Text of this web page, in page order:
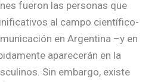
fueron las personas que
al campo científico-
en Argentina –y en
aparecerán en la
Sin embargo, existe